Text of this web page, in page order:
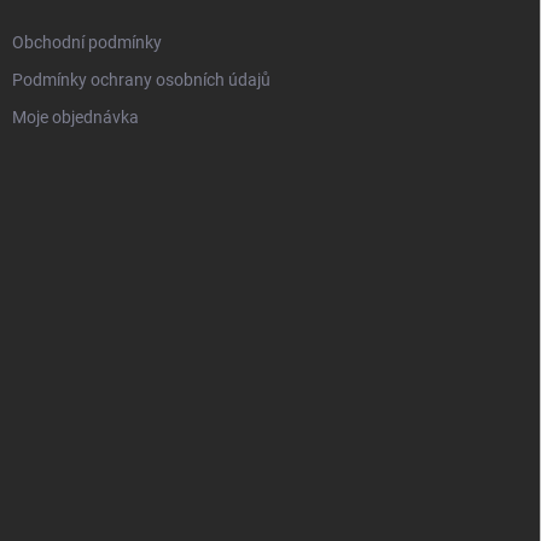
Obchodní podmínky
Podmínky ochrany osobních údajů
Moje objednávka